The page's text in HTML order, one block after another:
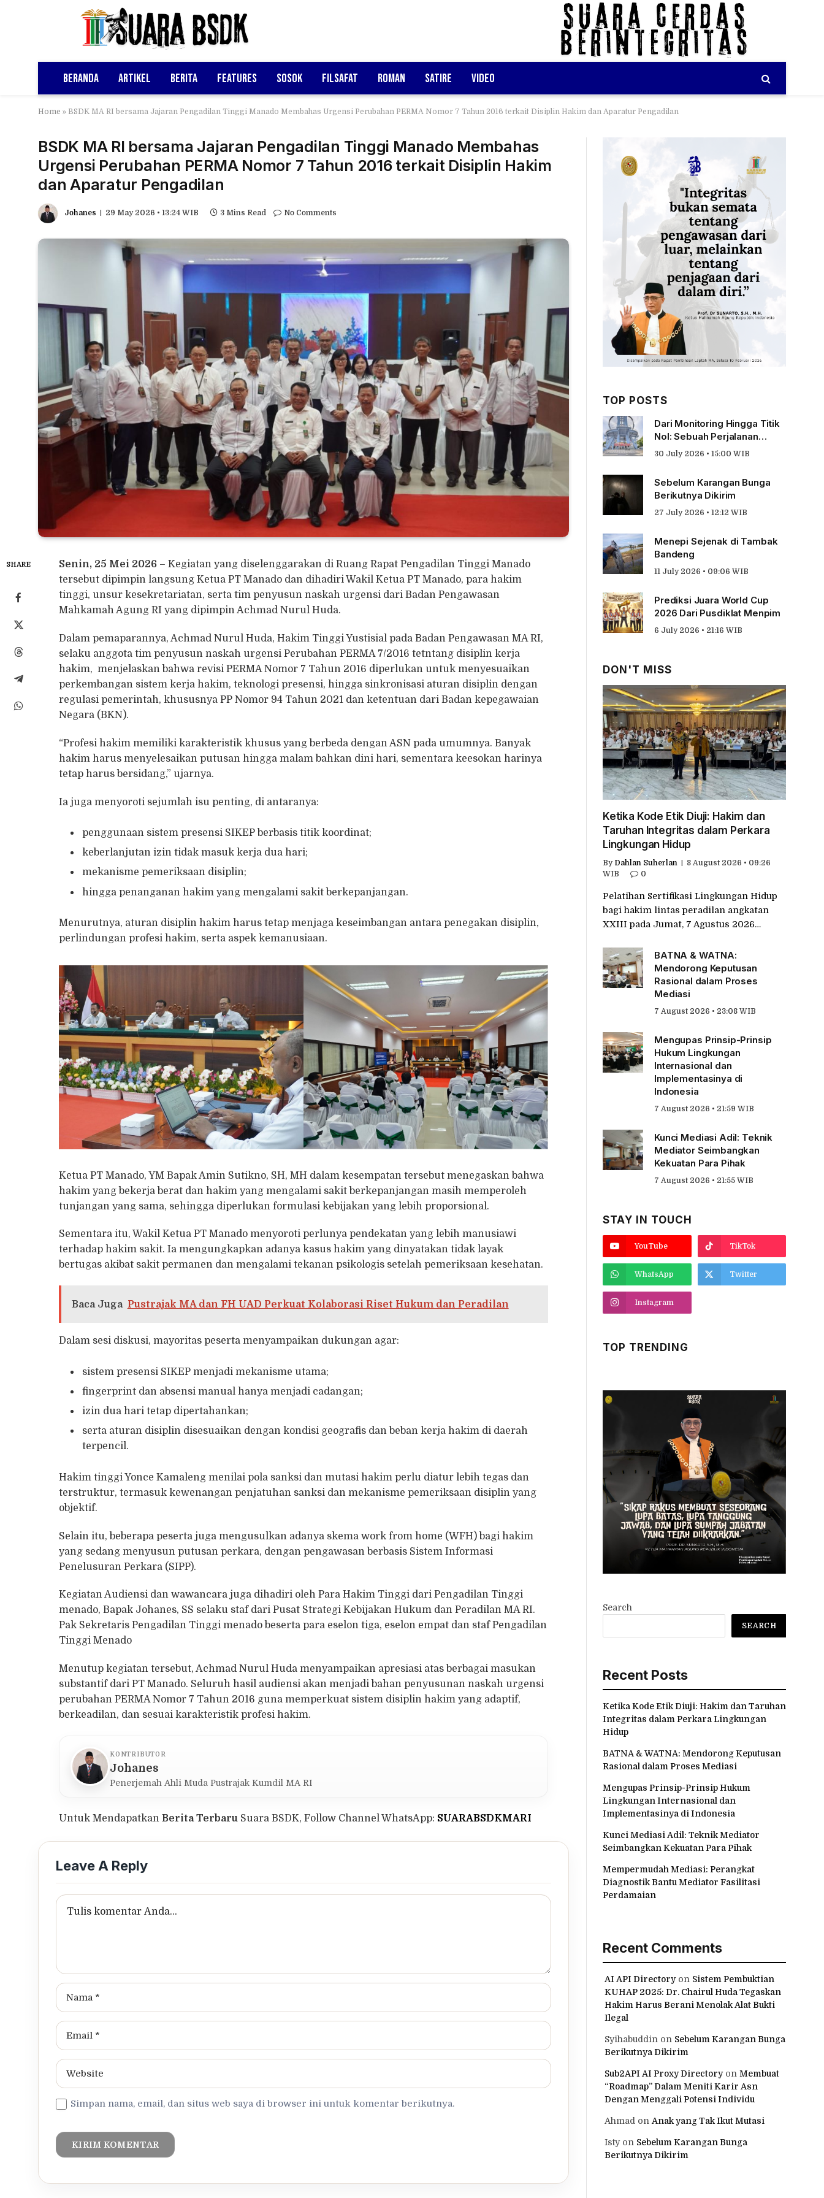
Beranda Artikel Berita Features Sosok Filsafat Roman Satire Video
Home » BSDK MA RI bersama Jajaran Pengadilan Tinggi Manado Membahas Urgensi Perubahan PERMA Nomor 7 Tahun 2016 terkait Disiplin Hakim dan Aparatur Pengadilan
BSDK MA RI bersama Jajaran Pengadilan Tinggi Manado Membahas
Urgensi Perubahan PERMA Nomor 7 Tahun 2016 terkait Disiplin Hakim
dan Aparatur Pengadilan
Johanes 29 May 2026 • 13:24 WIB 3 Mins Read No Comments
SHARE Senin, 25 Mei 2026 – Kegiatan yang diselenggarakan di Ruang Rapat Pengadilan Tinggi Manado
tersebut dipimpin langsung Ketua PT Manado dan dihadiri Wakil Ketua PT Manado, para hakim
tinggi, unsur kesekretariatan, serta tim penyusun naskah urgensi dari Badan Pengawasan
Mahkamah Agung RI yang dipimpin Achmad Nurul Huda.
Dalam pemaparannya, Achmad Nurul Huda, Hakim Tinggi Yustisial pada Badan Pengawasan MA RI,
selaku anggota tim penyusun naskah urgensi Perubahan PERMA 7/2016 tetntang disiplin kerja
hakim, menjelaskan bahwa revisi PERMA Nomor 7 Tahun 2016 diperlukan untuk menyesuaikan
perkembangan sistem kerja hakim, teknologi presensi, hingga sinkronisasi aturan disiplin dengan
regulasi pemerintah, khususnya PP Nomor 94 Tahun 2021 dan ketentuan dari Badan kepegawaian
Negara (BKN).
“Profesi hakim memiliki karakteristik khusus yang berbeda dengan ASN pada umumnya. Banyak
hakim harus menyelesaikan putusan hingga malam bahkan dini hari, sementara keesokan harinya
tetap harus bersidang,” ujarnya.
Ia juga menyoroti sejumlah isu penting, di antaranya:
penggunaan sistem presensi SIKEP berbasis titik koordinat;
keberlanjutan izin tidak masuk kerja dua hari;
mekanisme pemeriksaan disiplin;
hingga penanganan hakim yang mengalami sakit berkepanjangan.
Menurutnya, aturan disiplin hakim harus tetap menjaga keseimbangan antara penegakan disiplin,
perlindungan profesi hakim, serta aspek kemanusiaan.
Ketua PT Manado, YM Bapak Amin Sutikno, SH, MH dalam kesempatan tersebut menegaskan bahwa
hakim yang bekerja berat dan hakim yang mengalami sakit berkepanjangan masih memperoleh
tunjangan yang sama, sehingga diperlukan formulasi kebijakan yang lebih proporsional.
Sementara itu, Wakil Ketua PT Manado menyoroti perlunya pendekatan yang lebih manusiawi
terhadap hakim sakit. Ia mengungkapkan adanya kasus hakim yang dinyatakan tidak layak
bertugas akibat sakit permanen dan mengalami tekanan psikologis setelah pemeriksaan kesehatan.
Baca Juga Pustrajak MA dan FH UAD Perkuat Kolaborasi Riset Hukum dan Peradilan
Dalam sesi diskusi, mayoritas peserta menyampaikan dukungan agar:
sistem presensi SIKEP menjadi mekanisme utama;
fingerprint dan absensi manual hanya menjadi cadangan;
izin dua hari tetap dipertahankan;
serta aturan disiplin disesuaikan dengan kondisi geografis dan beban kerja hakim di daerah
terpencil.
Hakim tinggi Yonce Kamaleng menilai pola sanksi dan mutasi hakim perlu diatur lebih tegas dan
terstruktur, termasuk kewenangan penjatuhan sanksi dan mekanisme pemeriksaan disiplin yang
objektif.
Selain itu, beberapa peserta juga mengusulkan adanya skema work from home (WFH) bagi hakim
yang sedang menyusun putusan perkara, dengan pengawasan berbasis Sistem Informasi
Penelusuran Perkara (SIPP).
Kegiatan Audiensi dan wawancara juga dihadiri oleh Para Hakim Tinggi dari Pengadilan Tinggi
menado, Bapak Johanes, SS selaku staf dari Pusat Strategi Kebijakan Hukum dan Peradilan MA RI.
Pak Sekretaris Pengadilan Tinggi menado beserta para eselon tiga, eselon empat dan staf Pengadilan
Tinggi Menado
Menutup kegiatan tersebut, Achmad Nurul Huda menyampaikan apresiasi atas berbagai masukan
substantif dari PT Manado. Seluruh hasil audiensi akan menjadi bahan penyusunan naskah urgensi
perubahan PERMA Nomor 7 Tahun 2016 guna memperkuat sistem disiplin hakim yang adaptif,
berkeadilan, dan sesuai karakteristik profesi hakim.
KONTRIBUTOR
Johanes
Penerjemah Ahli Muda Pustrajak Kumdil MA RI
Untuk MendapatkanBerita Terbaru Suara BSDK, Follow Channel WhatsApp: SUARABSDKMARI
Leave A Reply
Simpan nama, email, dan situs web saya di browser ini untuk komentar berikutnya.
TOP POSTS
Dari Monitoring Hingga Titik
Nol: Sebuah Perjalanan
Tentang Pengabdian
30 July 2026 • 15:00 WIB
Sebelum Karangan Bunga
Berikutnya Dikirim
27 July 2026 • 12:12 WIB
Menepi Sejenak di Tambak
Bandeng
11 July 2026 • 09:06 WIB
Prediksi Juara World Cup
2026 Dari Pusdiklat Menpim
6 July 2026 • 21:16 WIB
DON'T MISS
Ketika Kode Etik Diuji: Hakim dan
Taruhan Integritas dalam Perkara
Lingkungan Hidup
By Dahlan Suherlan
8 August 2026 • 09:26
WIB
0
Pelatihan Sertifikasi Lingkungan Hidup
bagi hakim lintas peradilan angkatan
XXIII pada Jumat, 7 Agustus 2026…
BATNA & WATNA:
Mendorong Keputusan
Rasional dalam Proses
Mediasi
7 August 2026 • 23:08 WIB
Mengupas Prinsip-Prinsip
Hukum Lingkungan
Internasional dan
Implementasinya di
Indonesia
7 August 2026 • 21:59 WIB
Kunci Mediasi Adil: Teknik
Mediator Seimbangkan
Kekuatan Para Pihak
7 August 2026 • 21:55 WIB
STAY IN TOUCH
YouTube TikTok
WhatsApp Twitter
Instagram
TOP TRENDING
Search
SEARCH
Recent Posts
Ketika Kode Etik Diuji: Hakim dan Taruhan
Integritas dalam Perkara Lingkungan
Hidup
BATNA & WATNA: Mendorong Keputusan
Rasional dalam Proses Mediasi
Mengupas Prinsip-Prinsip Hukum
Lingkungan Internasional dan
Implementasinya di Indonesia
Kunci Mediasi Adil: Teknik Mediator
Seimbangkan Kekuatan Para Pihak
Mempermudah Mediasi: Perangkat
Diagnostik Bantu Mediator Fasilitasi
Perdamaian
Recent Comments
AI API Directoryon Sistem Pembuktian
KUHAP 2025: Dr. Chairul Huda Tegaskan
Hakim Harus Berani Menolak Alat Bukti
Ilegal
Syihabuddin on Sebelum Karangan Bunga
Berikutnya Dikirim
Sub2API AI Proxy Directoryon Membuat
“Roadmap” Dalam Meniti Karir Asn
Dengan Menggali Potensi Individu
Ahmad on Anak yang Tak Ikut Mutasi
Istyon Sebelum Karangan Bunga
Berikutnya Dikirim